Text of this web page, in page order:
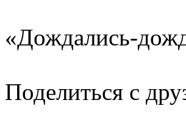
«Дождались-
Поделиться с